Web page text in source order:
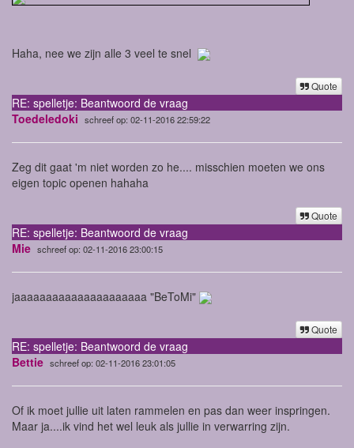
Haha, nee we zijn alle 3 veel te snel
Quote
RE: spelletje: Beantwoord de vraag
Toedeledoki schreef op: 02-11-2016 22:59:22
Zeg dit gaat 'm niet worden zo he.... misschien moeten we ons
eigen topic openen hahaha
Quote
RE: spelletje: Beantwoord de vraag
Mie schreef op: 02-11-2016 23:00:15
jaaaaaaaaaaaaaaaaaaaaa "BeToMi"
Quote
RE: spelletje: Beantwoord de vraag
Bettie schreef op: 02-11-2016 23:01:05
Of ik moet jullie uit laten rammelen en pas dan weer inspringen.
Maar ja....ik vind het wel leuk als jullie in verwarring zijn.